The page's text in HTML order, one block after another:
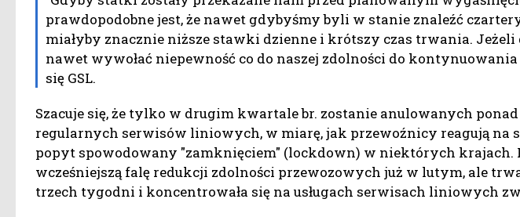
prawdopodobne jest, że nawet gdybyśmy byli w stanie znaleźć
miałyby znacznie niższe stawki dzienne i krótszy czas trwania. Jeżeli
nawet wywołać niepewność co do naszej zdolności do kontynuowania
się GSL.
Szacuje się, że tylko w drugim kwartale br. zostanie anulowanych ponad
regularnych serwisów liniowych, w miarę, jak przewoźnicy reagują na
popyt spowodowany "zamknięciem" (lockdown) w niektórych
wcześniejszą falę redukcji zdolności przewozowych już w lutym, ale
trzech tygodni i koncentrowała się na usługach serwisach liniowych